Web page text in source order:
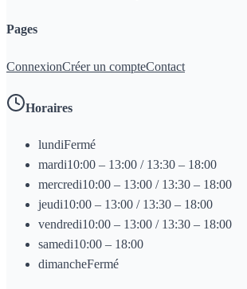
Pages
ConnexionCréer un compteContact
Horaires
lundiFermé
mardi10:00 – 13:00 / 13:30 – 18:00
mercredi10:00 – 13:00 / 13:30 – 18:00
jeudi10:00 – 13:00 / 13:30 – 18:00
vendredi10:00 – 13:00 / 13:30 – 18:00
samedi10:00 – 18:00
dimancheFermé